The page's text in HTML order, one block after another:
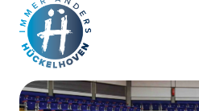
Zum Hauptinhalt springen